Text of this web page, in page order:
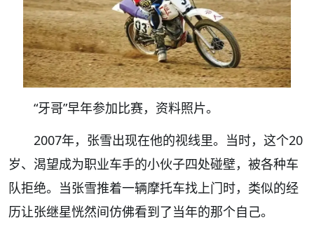
“牙哥”早年参加比赛，资料照片。
2007年，张雪出现在他的视线里。当时，这个20
岁、渴望成为职业车手的小伙子四处碰壁，被各种车
队拒绝。当张雪推着一辆摩托车找上门时，类似的经
历让张继星恍然间仿佛看到了当年的那个自己。